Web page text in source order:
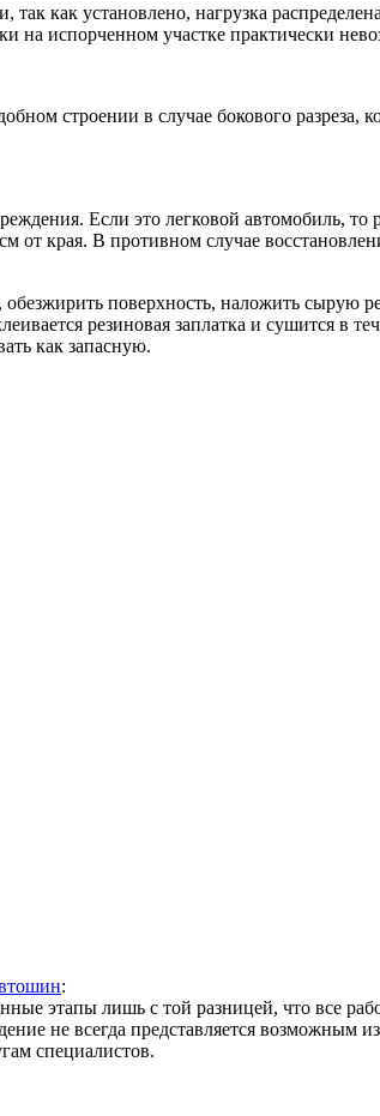
как установлено, нагрузка
на испорченном участке практически
строении в случае бокового разреза,
Если это легковой автомобиль, то
края. В противном случае
поверхность, наложить сырую
резиновая заплатка и сушится в
как запасную.
:
этапы лишь с той разницей, что все
не всегда представляется возможным
специалистов.